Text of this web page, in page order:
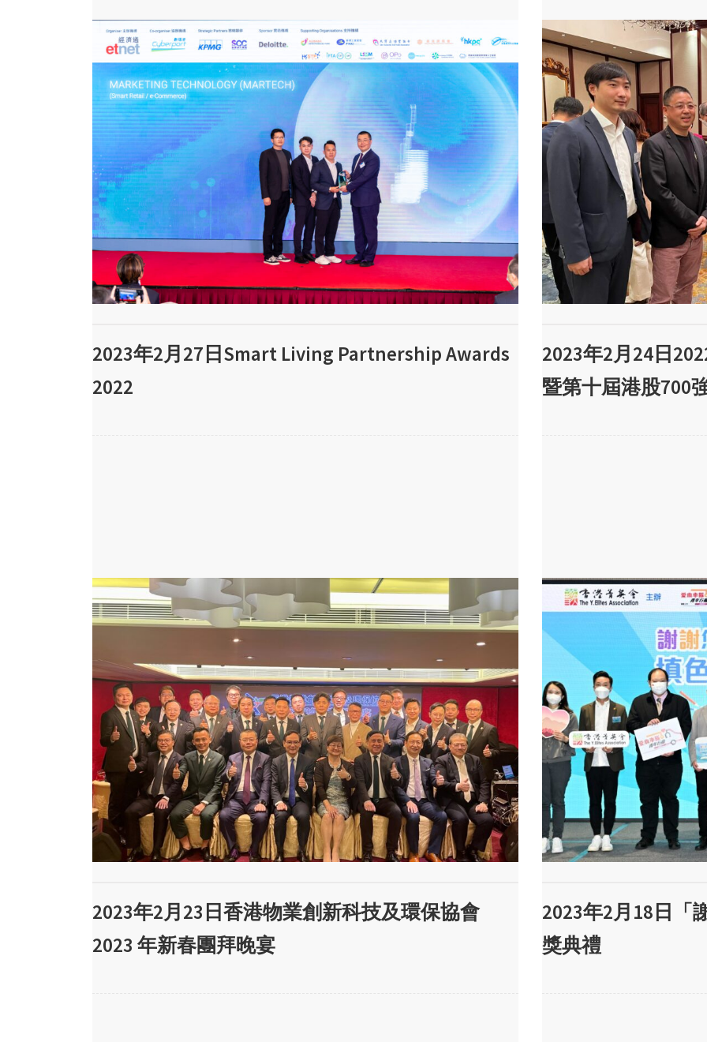
2023年2月27日Smart Living Partnership Awards
2022
2023年2月24日
暨第十屆港股700
2023年2月23日香港物業創新科技及環保協會
2023 年新春團拜晚宴
2023年2月18日「
獎典禮